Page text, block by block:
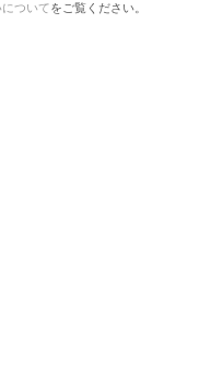
ついてをご覧ください。